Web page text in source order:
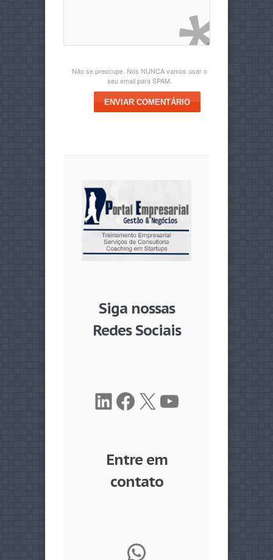
Não se preocupe. Nós NUNCA vamos usar o
seu email para SPAM.
ENVIAR COMENTÁRIO
Siga nossas
Redes Sociais
LinkedIn
Facebook
X Youtube
Entre em
contato
WhatsApp